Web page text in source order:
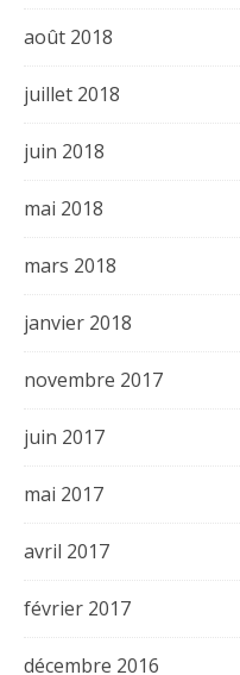
août 2018
juillet 2018
juin 2018
mai 2018
mars 2018
janvier 2018
novembre 2017
juin 2017
mai 2017
avril 2017
février 2017
décembre 2016